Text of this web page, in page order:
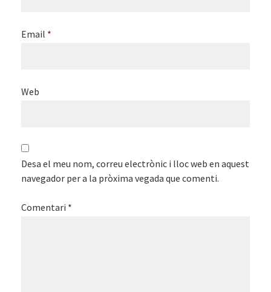
Email *
Web
Desa el meu nom, correu electrònic i lloc web en aquest
navegador per a la pròxima vegada que comenti.
Comentari *